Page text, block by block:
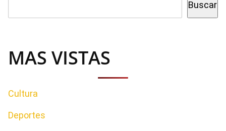
Buscar
MAS VISTAS
Cultura
Deportes